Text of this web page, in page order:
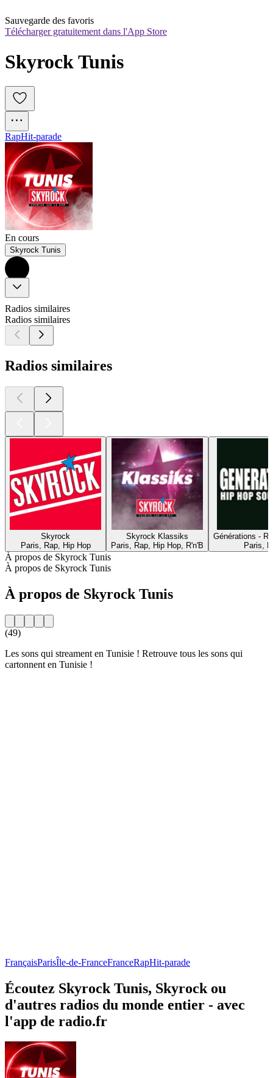
Sauvegarde des favoris
Télécharger gratuitement dans l'App Store
Skyrock Tunis
RapHit-parade
En cours
Skyrock Tunis
Radios similaires
Radios similaires
Radios similaires
Skyrock
Paris, Rap, Hip Hop
Skyrock Klassiks
Paris, Rap, Hip Hop, R'n'B
Générations -
Paris,
À propos de Skyrock Tunis
À propos de Skyrock Tunis
À propos de Skyrock Tunis
(49)
Les sons qui streament en Tunisie ! Retrouve tous les sons qui
cartonnent en Tunisie !
FrançaisParisÎle-de-FranceFranceRapHit-parade
Écoutez Skyrock Tunis, Skyrock ou
d'autres radios du monde entier - avec
l'app de radio.fr